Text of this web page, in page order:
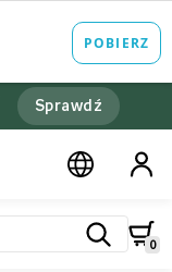
Sprawdź
0